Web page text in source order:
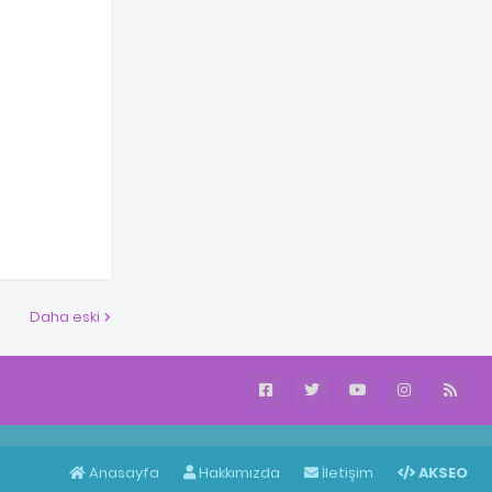
Daha eski
Anasayfa Hakkımızda İletişim AKSEO